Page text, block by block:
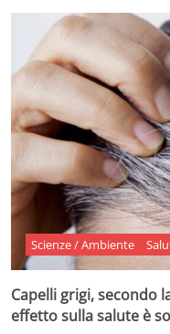
Scienze / Ambiente
Capelli grigi, secondo
effetto sulla salute è